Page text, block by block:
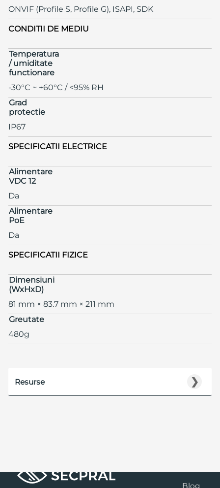
ONVIF (Profile S, Profile G), ISAPI, SDK
CONDITII DE MEDIU
Temperatura
/ umiditate
functionare
-30°C ~ +60°C / <95% RH
Grad
protectie
IP67
SPECIFICATII ELECTRICE
Alimentare
VDC 12
Da
Alimentare
PoE
Da
SPECIFICATII FIZICE
Dimensiuni
(WxHxD)
81 mm × 83.7 mm × 211 mm
Greutate
480g
❯
Resurse
Blog